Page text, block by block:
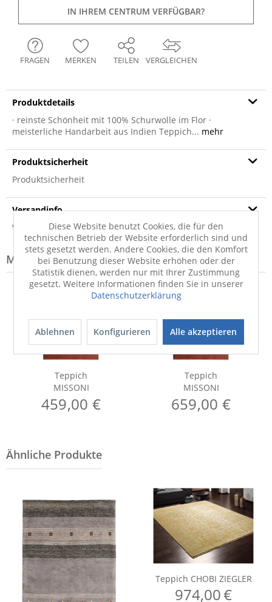
IN IHREM CENTRUM VERFÜGBAR?
VERGLEICHEN
FRAGEN MERKEN TEILEN
Produktdetails
· reinste Schönheit mit 100% Schurwolle im Flor ·
meisterliche Handarbeit aus Indien Teppich... mehr
Produktsicherheit
Produktsicherheit
Versandinfo
Weitere Informationen zum Versand...
Modell-Familie: MISSONI
Teppich
MISSONI
459,00 €
Teppich
MISSONI
659,00 €
Diese Website benutzt Cookies, die für den
technischen Betrieb der Website erforderlich sind und
stets gesetzt werden. Andere Cookies, die den Komfort
bei Benutzung dieser Website erhöhen oder der
Statistik dienen, werden nur mit Ihrer Zustimmung
gesetzt. Weitere Informationen finden Sie in unserer
Datenschutzerklärung
Ablehnen Konfigurieren Alle akzeptieren